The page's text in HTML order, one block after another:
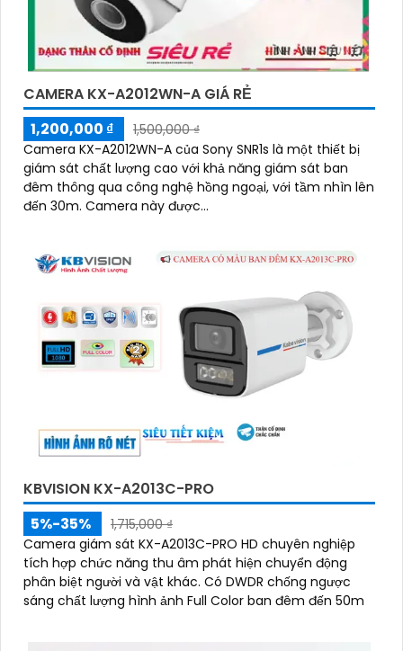
CAMERA KX-A2012WN-A GIÁ RẺ
1,200,000 ₫
1,500,000 ₫
Camera KX-A2012WN-A của Sony SNR1s là một thiết bị
giám sát chất lượng cao với khả năng giám sát ban
đêm thông qua công nghệ hồng ngoại, với tầm nhìn lên
đến 30m. Camera này được...
KBVISION KX-A2013C-PRO
5%-35%
1,715,000 ₫
Camera giám sát KX-A2013C-PRO HD chuyên nghiệp
tích hợp chức năng thu âm phát hiện chuyển động
phân biệt người và vật khác. Có DWDR chống ngược
sáng chất lượng hình ảnh Full Color ban đêm đến 50m